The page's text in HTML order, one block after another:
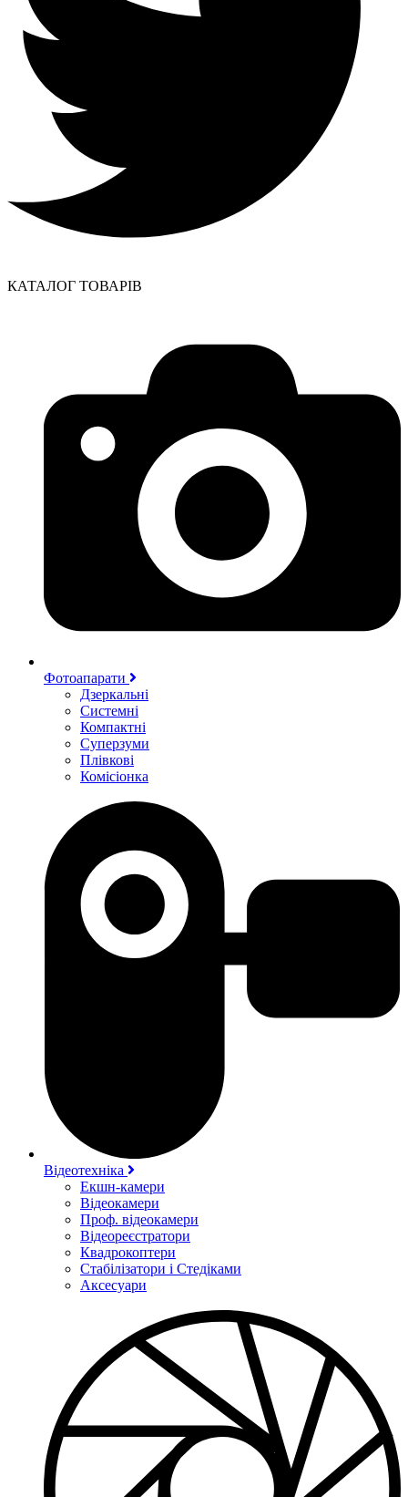
КАТАЛОГ ТОВАРІВ
Фотоапарати
Дзеркальні
Системні
Компактні
Суперзуми
Плівкові
Комісіонка
Відеотехніка
Екшн-камери
Відеокамери
Проф. відеокамери
Відеореєстратори
Квадрокоптери
Стабілізатори і Стедіками
Аксесуари